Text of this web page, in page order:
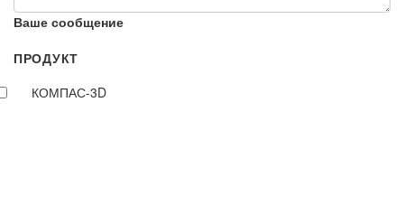
Ваше сообщение
ПРОДУКТ
КОМПАС-3D